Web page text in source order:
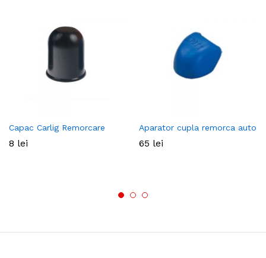
Capac Carlig Remorcare
8 lei
Aparator cupla remorca auto
65 lei